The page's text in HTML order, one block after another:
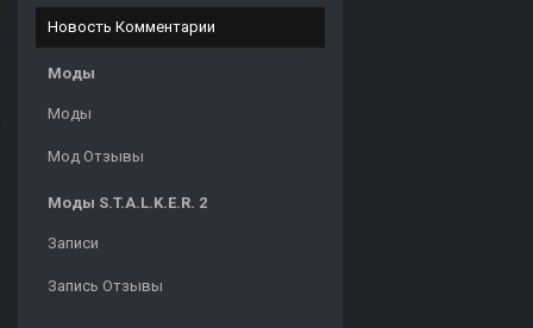
Новость Комментарии
Моды
Моды
Мод Отзывы
Моды S.T.A.L.K.E.R. 2
Записи
Запись Отзывы